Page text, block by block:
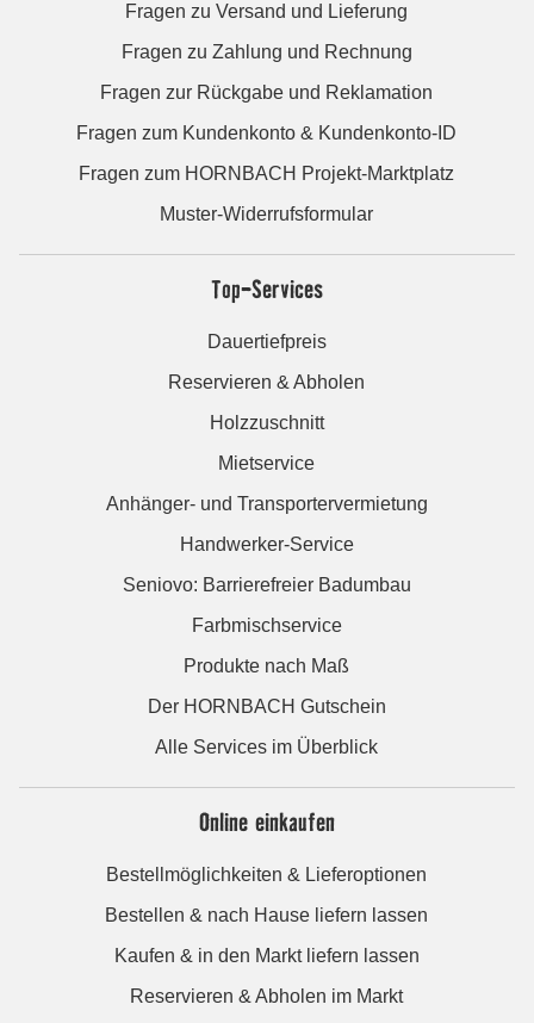
Fragen zu Versand und Lieferung
Fragen zu Zahlung und Rechnung
Fragen zur Rückgabe und Reklamation
Fragen zum Kundenkonto & Kundenkonto-ID
Fragen zum HORNBACH Projekt-Marktplatz
Muster-Widerrufsformular
Top-Services
Dauertiefpreis
Reservieren & Abholen
Holzzuschnitt
Mietservice
Anhänger- und Transportervermietung
Handwerker-Service
Seniovo: Barrierefreier Badumbau
Farbmischservice
Produkte nach Maß
Der HORNBACH Gutschein
Alle Services im Überblick
Online einkaufen
Bestellmöglichkeiten & Lieferoptionen
Bestellen & nach Hause liefern lassen
Kaufen & in den Markt liefern lassen
Reservieren & Abholen im Markt